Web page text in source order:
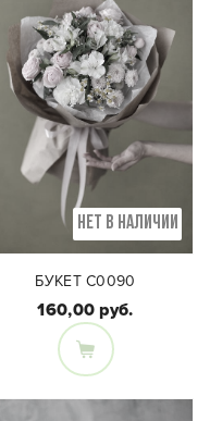
НЕТ В НАЛИЧИИ
Состав букета:
Кустовая пионовидная
роза, гвоздика,
БУКЕТ C0090
160,00 руб.